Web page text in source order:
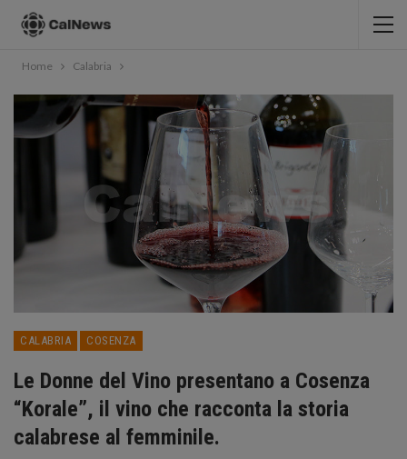
Home Calabria
CALABRIA COSENZA
Le Donne del Vino presentano a Cosenza
“Korale”, il vino che racconta la storia
calabrese al femminile.